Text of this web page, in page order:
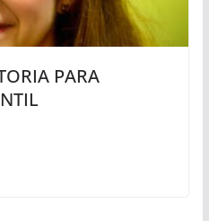
PARA